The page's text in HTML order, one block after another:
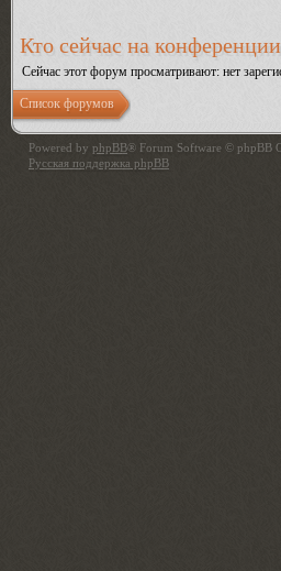
Кто сейчас на конференции
Сейчас этот форум просматривают: нет
Список форумов
Powered by phpBB® Forum Software © phpBB
Русская поддержка phpBB